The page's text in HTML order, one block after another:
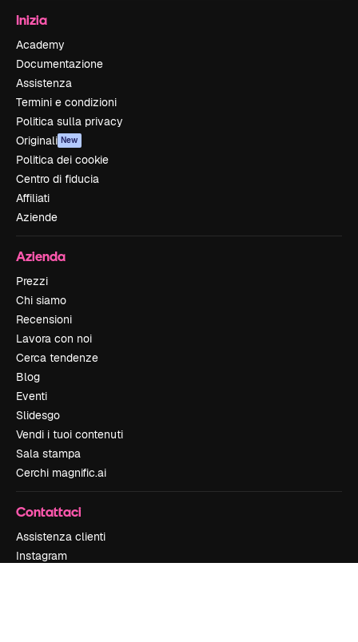
Inizia
Academy
Documentazione
Assistenza
Termini e condizioni
Politica sulla privacy
Originali New
Politica dei cookie
Centro di fiducia
Affiliati
Aziende
Azienda
Prezzi
Chi siamo
Recensioni
Lavora con noi
Cerca tendenze
Blog
Eventi
Slidesgo
Vendi i tuoi contenuti
Sala stampa
Cerchi magnific.ai
Contattaci
Assistenza clienti
Instagram